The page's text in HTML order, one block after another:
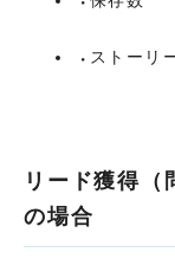
ストーリ
リード獲得（
の場合